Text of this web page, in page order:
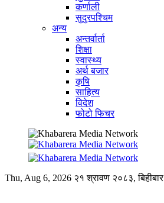
कर्णाली
सुदुरपश्चिम
अन्य
अन्तर्वार्ता
शिक्षा
स्वास्थ्य
अर्थ बजार
कृषि
साहित्य
विदेश
फोटो फिचर
Thu, Aug 6, 2026 २१ श्रावण २०८३, बिहीबार